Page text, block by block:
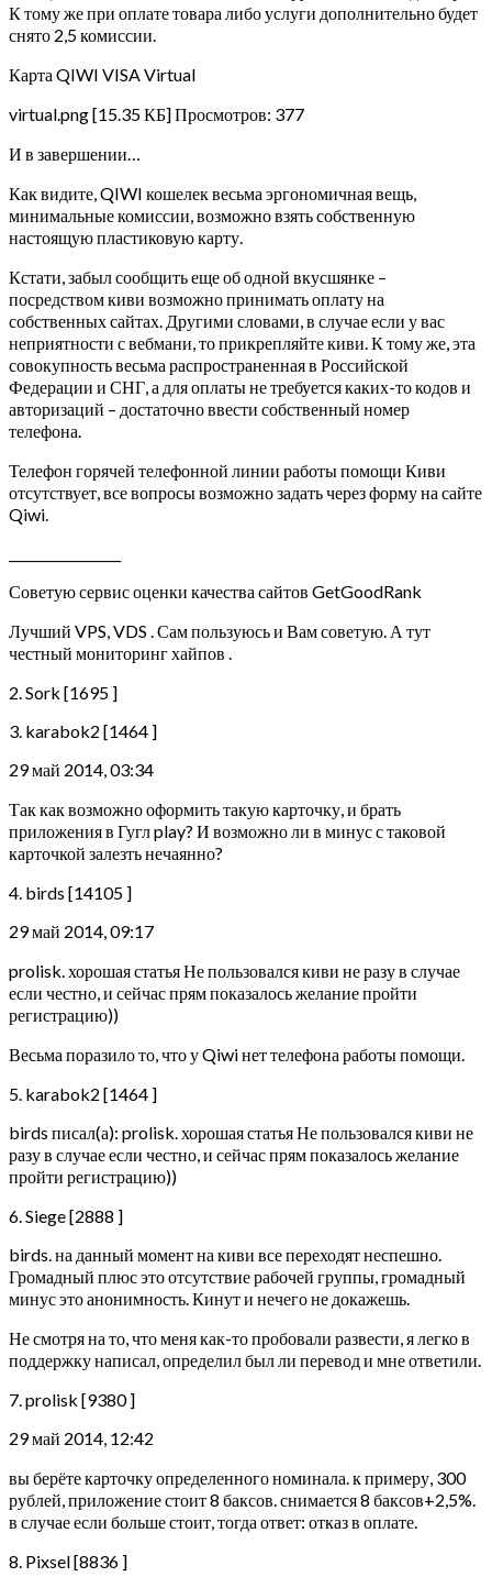
К тому же при оплате товара либо услуги дополнительно будет
снято 2,5 комиссии.
Карта QIWI VISA Virtual
virtual.png [15.35 КБ] Просмотров: 377
И в завершении…
Как видите, QIWI кошелек весьма эргономичная вещь,
минимальные комиссии, возможно взять собственную
настоящую пластиковую карту.
Кстати, забыл сообщить еще об одной вкусшянке –
посредством киви возможно принимать оплату на
собственных сайтах. Другими словами, в случае если у вас
неприятности с вебмани, то прикрепляйте киви. К тому же, эта
совокупность весьма распространенная в Российской
Федерации и СНГ, а для оплаты не требуется каких-то кодов и
авторизаций – достаточно ввести собственный номер
телефона.
Телефон горячей телефонной линии работы помощи Киви
отсутствует, все вопросы возможно задать через форму на сайте
Qiwi.
Советую сервис оценки качества сайтов GetGoodRank
Лучший VPS, VDS . Сам пользуюсь и Вам советую. А тут
честный мониторинг хайпов .
2. Sork [1695 ]
3. karabok2 [1464 ]
29 май 2014, 03:34
Так как возможно оформить такую карточку, и брать
приложения в Гугл play? И возможно ли в минус с таковой
карточкой залезть нечаянно?
4. birds [14105 ]
29 май 2014, 09:17
prolisk. хорошая статья Не пользовался киви не разу в случае
если честно, и сейчас прям показалось желание пройти
регистрацию))
Весьма поразило то, что у Qiwi нет телефона работы помощи.
5. karabok2 [1464 ]
birds писал(а): prolisk. хорошая статья Не пользовался киви не
разу в случае если честно, и сейчас прям показалось желание
пройти регистрацию))
6. Siege [2888 ]
birds. на данный момент на киви все переходят неспешно.
Громадный плюс это отсутствие рабочей группы, громадный
минус это анонимность. Кинут и нечего не докажешь.
Не смотря на то, что меня как-то пробовали развести, я легко в
поддержку написал, определил был ли перевод и мне ответили.
7. prolisk [9380 ]
29 май 2014, 12:42
вы берёте карточку определенного номинала. к примеру, 300
рублей, приложение стоит 8 баксов. снимается 8 баксов+2,5%.
в случае если больше стоит, тогда ответ: отказ в оплате.
8. Pixsel [8836 ]